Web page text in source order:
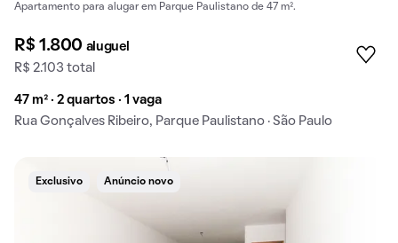
Apartamento para alugar em Parque Paulistano de 47 m².
R$ 1.800 aluguel
R$ 2.103 total
47 m² · 2 quartos · 1 vaga
Rua Gonçalves Ribeiro, Parque Paulistano · São Paulo
Exclusivo Anúncio novo